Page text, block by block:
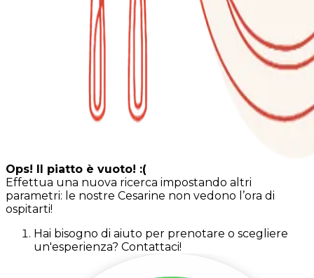
Ops! Il piatto è vuoto! :(
Effettua una nuova ricerca impostando altri
parametri: le nostre Cesarine non vedono l’ora di
ospitarti!
Hai bisogno di aiuto per prenotare o scegliere
un'esperienza? Contattaci!